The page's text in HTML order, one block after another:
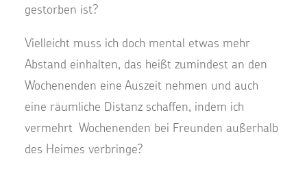
gestorben ist?
Vielleicht muss ich doch mental etwas mehr
Abstand einhalten, das heißt zumindest an den
Wochenenden eine Auszeit nehmen und auch
eine räumliche Distanz schaffen, indem ich
vermehrt Wochenenden bei Freunden außerhalb
des Heimes verbringe?